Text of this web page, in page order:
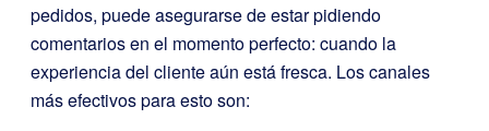
pedidos, puede asegurarse de estar pidiendo
comentarios en el momento perfecto: cuando la
experiencia del cliente aún está fresca. Los canales
más efectivos para esto son: